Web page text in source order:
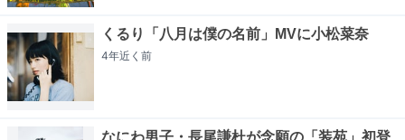
くるり「八月は僕の名前」MVに小松菜奈
4年近く 前
なにわ男子・長尾謙杜が念願の「装苑」初登